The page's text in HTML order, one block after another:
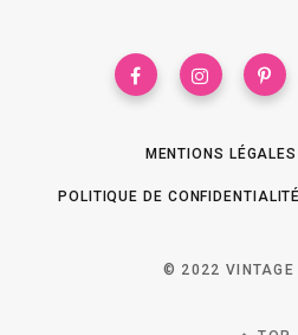
MENTIONS
POLITIQUE DE CONFIDENTIALITÉ
© 2022 VINTAGE